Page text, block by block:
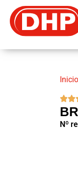
Inicio
Nº